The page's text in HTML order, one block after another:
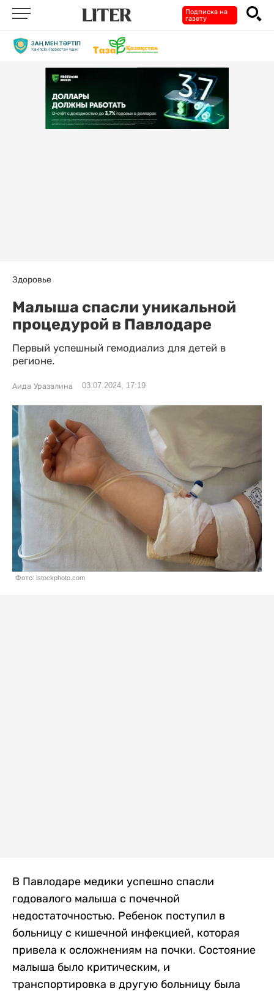
Подписка на
газету
Здоровье
Малыша спасли уникальной
процедурой в Павлодаре
Первый успешный гемодиализ для детей в
регионе.
Аида Уразалина 03.07.2024, 17:19
Фото: istockphoto.com
В Павлодаре медики успешно спасли
годовалого малыша с почечной
недостаточностью. Ребенок поступил в
больницу с кишечной инфекцией, которая
привела к осложнениям на почки. Состояние
малыша было критическим, и
транспортировка в другую больницу была